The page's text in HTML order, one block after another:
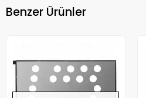
Benzer Ürünler